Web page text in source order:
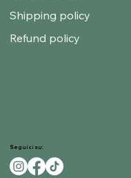
Shipping policy
Refund policy
Seguici su: